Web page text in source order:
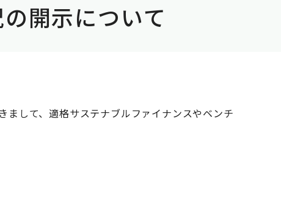
開示について
して、適格サステナブルファイナンスやベンチ